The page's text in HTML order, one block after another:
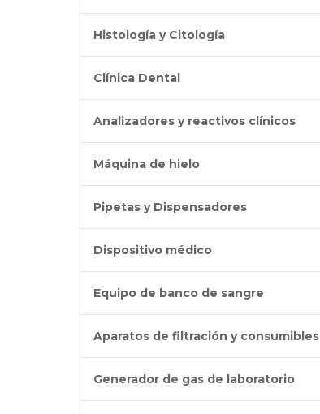
Histología y Citología
Clínica Dental
Analizadores y reactivos clínicos
Máquina de hielo
Pipetas y Dispensadores
Dispositivo médico
Equipo de banco de sangre
Aparatos de filtración y consumibles
Generador de gas de laboratorio